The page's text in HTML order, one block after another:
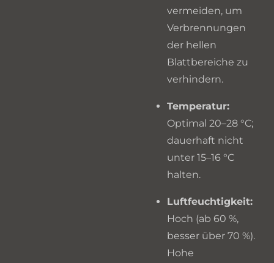
vermeiden, um
Verbrennungen
der hellen
Blattbereiche zu
verhindern.
Temperatur:
Optimal 20–28 °C;
dauerhaft nicht
unter 15–16 °C
halten.
Luftfeuchtigkeit:
Hoch (ab 60 %,
besser über 70 %).
Hohe